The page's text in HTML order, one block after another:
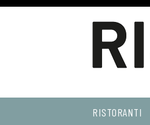
Web
RISTORANTI